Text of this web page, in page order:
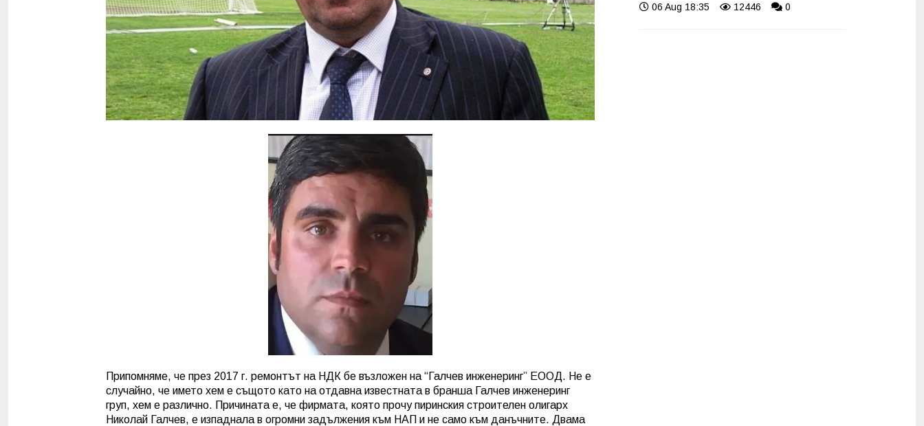
Припомняме, че през 2017 г. ремонтът на НДК бе възложен на “Галчев инженеринг” ЕООД. Не е
случайно, че името хем е същото като на отдавна известната в бранша Галчев инженеринг
груп, хем е различно. Причината е, че фирмата, която прочу пиринския строителен олигарх
Николай Галчев, е изпаднала в огромни задължения към НАП и не само към данъчните. Двама
06 Aug 18:35 12446 0